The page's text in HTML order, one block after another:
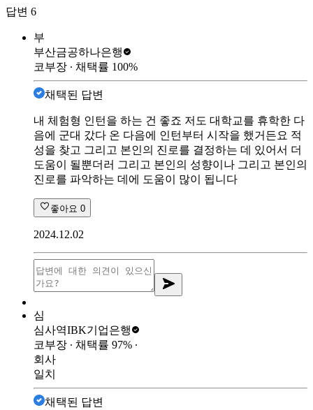
답변 6
부
부산금공하나은행
코부장 ∙ 채택률 100%
채택된 답변
내 체험형 인턴을 하는 건 좋죠 저도 대학교를 휴학한 다
음에 군대 갔다 온 다음에 인턴부터 시작을 했거든요 적
성을 찾고 그리고 본인의 진로를 결정하는 데 있어서 더
도움이 될뿐더러 그리고 본인의 성향이나 그리고 본인의
진로를 파악하는 데에 도움이 많이 됩니다
좋아요 0
2024.12.02
심
심사역IBK기업은행
코부장 ∙ 채택률 97% ∙
회사
일치
채택된 답변